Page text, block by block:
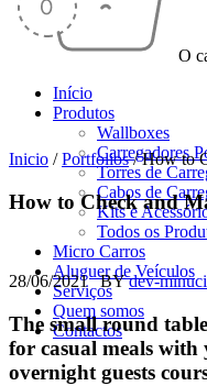
O
Início
Produtos
Wallboxes
Carregadores
Torres de
Cabos de
Kits e
Todos os
Micro Carros
Aluguer de Veículos
Serviços
Quem somos
Contactos
Inicio / Portfolios / How to
How to Check and
28/06/2021 BY dev-
The small round
for casual meals
overnight guests